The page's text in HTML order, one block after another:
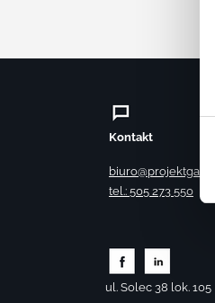
Kontakt
tel.: 505 273 550
ul. Solec 38 lok. 105